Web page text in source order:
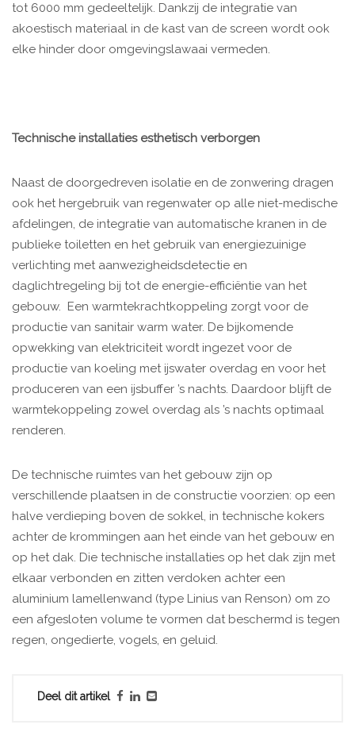
tot 6000 mm gedeeltelijk. Dankzij de integratie van
akoestisch materiaal in de kast van de screen wordt ook
elke hinder door omgevingslawaai vermeden.
Technische installaties esthetisch verborgen
Naast de doorgedreven isolatie en de zonwering dragen
ook het hergebruik van regenwater op alle niet-medische
afdelingen, de integratie van automatische kranen in de
publieke toiletten en het gebruik van energiezuinige
verlichting met aanwezigheidsdetectie en
daglichtregeling bij tot de energie-efficiëntie van het
gebouw. Een warmtekrachtkoppeling zorgt voor de
productie van sanitair warm water. De bijkomende
opwekking van elektriciteit wordt ingezet voor de
productie van koeling met ijswater overdag en voor het
produceren van een ijsbuffer ’s nachts. Daardoor blijft de
warmtekoppeling zowel overdag als ’s nachts optimaal
renderen.
De technische ruimtes van het gebouw zijn op
verschillende plaatsen in de constructie voorzien: op een
halve verdieping boven de sokkel, in technische kokers
achter de krommingen aan het einde van het gebouw en
op het dak. Die technische installaties op het dak zijn met
elkaar verbonden en zitten verdoken achter een
aluminium lamellenwand (type Linius van Renson) om zo
een afgesloten volume te vormen dat beschermd is tegen
regen, ongedierte, vogels, en geluid.
Deel dit artikel